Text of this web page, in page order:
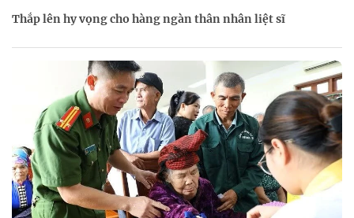
Thắp lên hy vọng cho hàng ngàn thân nhân liệt sĩ